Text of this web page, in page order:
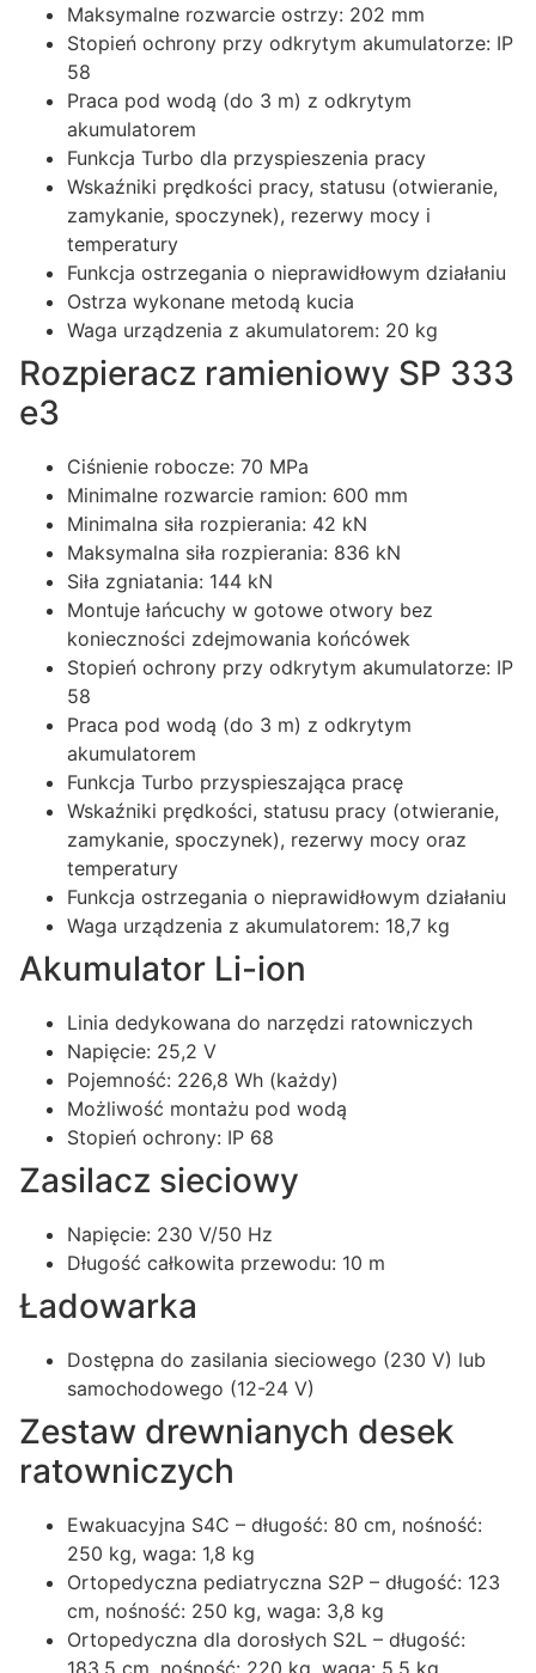
Maksymalne rozwarcie ostrzy: 202 mm
Stopień ochrony przy odkrytym akumulatorze: IP
58
Praca pod wodą (do 3 m) z odkrytym
akumulatorem
Funkcja Turbo dla przyspieszenia pracy
Wskaźniki prędkości pracy, statusu (otwieranie,
zamykanie, spoczynek), rezerwy mocy i
temperatury
Funkcja ostrzegania o nieprawidłowym działaniu
Ostrza wykonane metodą kucia
Waga urządzenia z akumulatorem: 20 kg
Rozpieracz ramieniowy SP 333
e3
Ciśnienie robocze: 70 MPa
Minimalne rozwarcie ramion: 600 mm
Minimalna siła rozpierania: 42 kN
Maksymalna siła rozpierania: 836 kN
Siła zgniatania: 144 kN
Montuje łańcuchy w gotowe otwory bez
konieczności zdejmowania końcówek
Stopień ochrony przy odkrytym akumulatorze: IP
58
Praca pod wodą (do 3 m) z odkrytym
akumulatorem
Funkcja Turbo przyspieszająca pracę
Wskaźniki prędkości, statusu pracy (otwieranie,
zamykanie, spoczynek), rezerwy mocy oraz
temperatury
Funkcja ostrzegania o nieprawidłowym działaniu
Waga urządzenia z akumulatorem: 18,7 kg
Akumulator Li-ion
Linia dedykowana do narzędzi ratowniczych
Napięcie: 25,2 V
Pojemność: 226,8 Wh (każdy)
Możliwość montażu pod wodą
Stopień ochrony: IP 68
Zasilacz sieciowy
Napięcie: 230 V/50 Hz
Długość całkowita przewodu: 10 m
Ładowarka
Dostępna do zasilania sieciowego (230 V) lub
samochodowego (12-24 V)
Zestaw drewnianych desek
ratowniczych
Ewakuacyjna S4C – długość: 80 cm, nośność:
250 kg, waga: 1,8 kg
Ortopedyczna pediatryczna S2P – długość: 123
cm, nośność: 250 kg, waga: 3,8 kg
Ortopedyczna dla dorosłych S2L – długość:
183,5 cm, nośność: 220 kg, waga: 5,5 kg